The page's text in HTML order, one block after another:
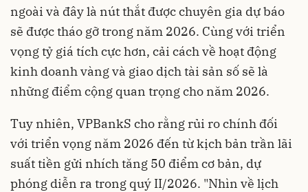
ngoài và đây là nút thắt được chuyên gia dự báo
sẽ được tháo gỡ trong năm 2026. Cùng với triển
vọng tỷ giá tích cực hơn, cải cách về hoạt động
kinh doanh vàng và giao dịch tài sản số sẽ là
những điểm cộng quan trọng cho năm 2026.
Tuy nhiên, VPBankS cho rằng rủi ro chính đối
với triển vọng năm 2026 đến từ kịch bản trần lãi
suất tiền gửi nhích tăng 50 điểm cơ bản, dự
phóng diễn ra trong quý II/2026. "Nhìn về lịch